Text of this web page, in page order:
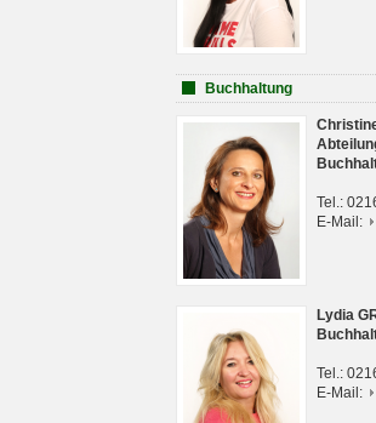
Buchhaltung
Tel.:
E-Mail:
Lydia
Tel.:
E-Mail: